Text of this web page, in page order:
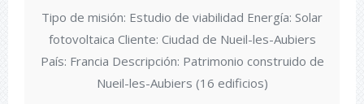
Tipo de misión: Estudio de viabilidad Energía: Solar
fotovoltaica Cliente: Ciudad de Nueil-les-Aubiers
País: Francia Descripción: Patrimonio construido de
Nueil-les-Aubiers (16 edificios)